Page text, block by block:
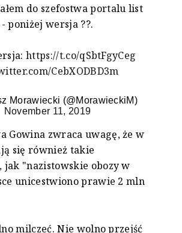
do szefostwa portalu list
- poniżej wersja ??.
https://t.co/qSbtFgyCeg
CebXODBD3m
Morawiecki (@MorawieckiM)
November 11, 2019
Gowina zwraca uwagę, że w
się również takie
jak "nazistowskie obozy w
unicestwiono prawie 2 mln
milczeć. Nie wolno przejść